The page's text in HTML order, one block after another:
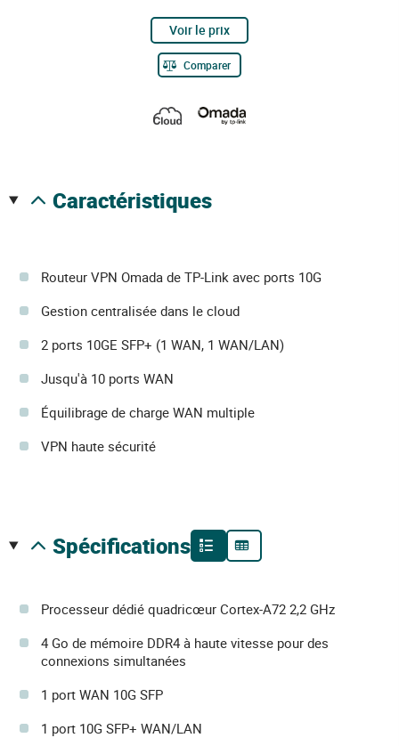
Voir le prix
Comparer
caractéristiques
Routeur VPN Omada de TP-Link avec ports 10G
Gestion centralisée dans le cloud
2 ports 10GE SFP+ (1 WAN, 1 WAN/LAN)
Jusqu'à 10 ports WAN
Équilibrage de charge WAN multiple
VPN haute sécurité
spécifications
Processeur dédié quadricœur Cortex-A72 2,2 GHz
4 Go de mémoire DDR4 à haute vitesse pour des
connexions simultanées
1 port WAN 10G SFP
1 port 10G SFP+ WAN/LAN